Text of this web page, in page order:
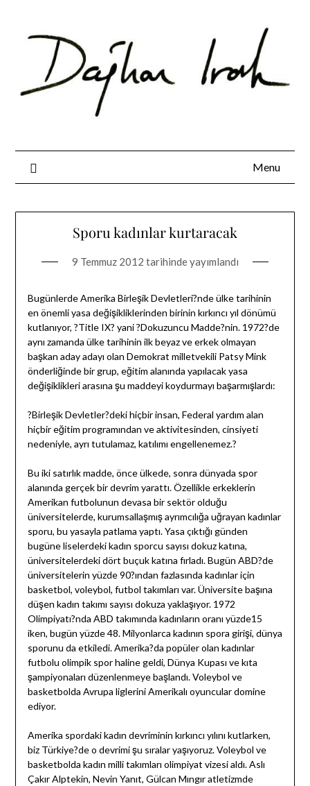
content
Menu
Sporu kadınlar kurtaracak
9 Temmuz 2012 tarihinde yayımlandı
Bugünlerde Amerika Birleşik Devletleri?nde ülke tarihinin
en önemli yasa değişikliklerinden birinin kırkıncı yıl dönümü
kutlanıyor, ?Title IX? yani ?Dokuzuncu Madde?nin. 1972?de
aynı zamanda ülke tarihinin ilk beyaz ve erkek olmayan
başkan aday adayı olan Demokrat milletvekili Patsy Mink
önderliğinde bir grup, eğitim alanında yapılacak yasa
değişiklikleri arasına şu maddeyi koydurmayı başarmışlardı:
?Birleşik Devletler?deki hiçbir insan, Federal yardım alan
hiçbir eğitim programından ve aktivitesinden, cinsiyeti
nedeniyle, ayrı tutulamaz, katılımı engellenemez.?
Bu iki satırlık madde, önce ülkede, sonra dünyada spor
alanında gerçek bir devrim yarattı. Özellikle erkeklerin
Amerikan futbolunun devasa bir sektör olduğu
üniversitelerde, kurumsallaşmış ayrımcılığa uğrayan kadınlar
sporu, bu yasayla patlama yaptı. Yasa çıktığı günden
bugüne liselerdeki kadın sporcu sayısı dokuz katına,
üniversitelerdeki dört buçuk katına fırladı. Bugün ABD?de
üniversitelerin yüzde 90?ından fazlasında kadınlar için
basketbol, voleybol, futbol takımları var. Üniversite başına
düşen kadın takımı sayısı dokuza yaklaşıyor. 1972
Olimpiyatı?nda ABD takımında kadınların oranı yüzde15
iken, bugün yüzde 48. Milyonlarca kadının spora girişi, dünya
sporunu da etkiledi. Amerika?da popüler olan kadınlar
futbolu olimpik spor haline geldi, Dünya Kupası ve kıta
şampiyonaları düzenlenmeye başlandı. Voleybol ve
basketbolda Avrupa liglerini Amerikalı oyuncular domine
ediyor.
Amerika spordaki kadın devriminin kırkıncı yılını kutlarken,
biz Türkiye?de o devrimi şu sıralar yaşıyoruz. Voleybol ve
basketbolda kadın milli takımları olimpiyat vizesi aldı. Aslı
Çakır Alptekin, Nevin Yanıt, Gülcan Mıngır atletizmde